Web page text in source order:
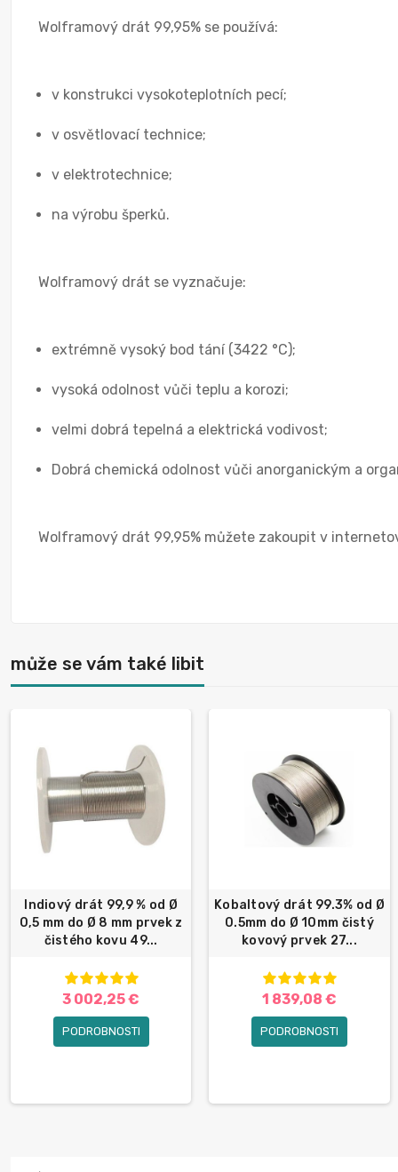
Wolframový drát 99,95% se používá:
v konstrukci vysokoteplotních pecí;
v osvětlovací technice;
v elektrotechnice;
na výrobu šperků.
Wolframový drát se vyznačuje:
extrémně vysoký bod tání (3422 °C);
vysoká odolnost vůči teplu a korozi;
velmi dobrá tepelná a elektrická vodivost;
Dobrá chemická odolnost vůči anorganickým a
Wolframový drát 99,95% můžete zakoupit v
může se vám také libit
Indiový drát 99,9 % od Ø
0,5 mm do Ø 8 mm prvek z
čistého kovu 49...
3 002,25 €
PODROBNOSTI
Kobaltový drát 99.3% od Ø
0.5mm do Ø 10mm čistý
kovový prvek 27...
1 839,08 €
PODROBNOSTI